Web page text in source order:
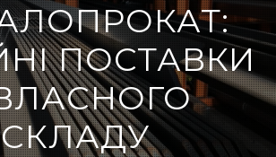
ПОСТАВКИ
СКЛАДУ